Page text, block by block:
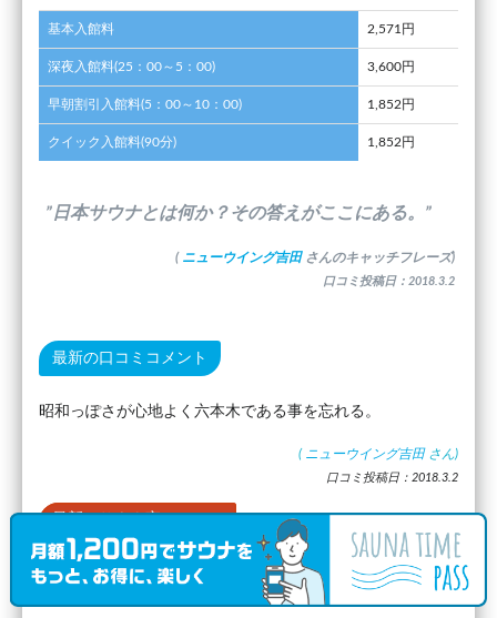
基本入館料 2,571円
深夜入館料(25：00～5：00) 3,600円
早朝割引入館料(5：00～10：00) 1,852円
クイック入館料(90分) 1,852円
”日本サウナとは何か？その答えがここにある。”
( ニューウイング吉田 さんのキャッチフレーズ)
口コミ投稿日：2018.3.2
最新の口コミコメント
昭和っぽさが心地よく六本木である事を忘れる。
( ニューウイング吉田 さん)
口コミ投稿日：2018.3.2
最新のサウナ室の口コミ
熱さをほどよく感じる。長くサウナにいてもストレスを感じ